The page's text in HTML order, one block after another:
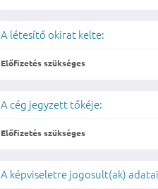
A létesítő okirat kelte:
Előfizetés szükséges
A cég jegyzett tőkéje:
Előfizetés szükséges
A képviseletre jogosult(ak)